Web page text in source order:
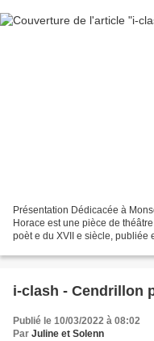
Présentation Dédicacée à
Horace est une pièce de
poèt e du XVII e siècle, publiée
i-clash - Cendrillon
Publié le 10/03/2022 à 08:02
Par Juline et Solenn